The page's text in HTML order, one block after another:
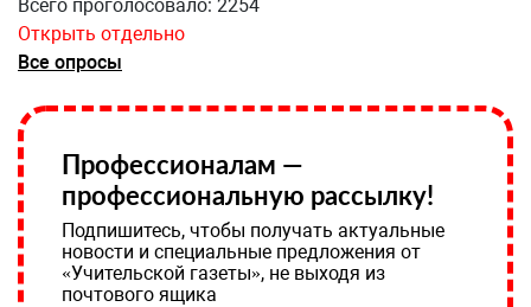
Всего проголосовало: 2254
Открыть отдельно
Все опросы
Профессионалам —
профессиональную рассылку!
Подпишитесь, чтобы получать актуальные
новости и специальные предложения от
«Учительской газеты», не выходя из
почтового ящика